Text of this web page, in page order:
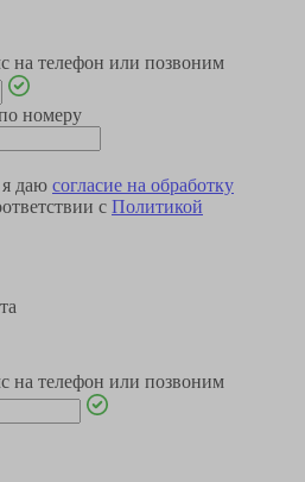
на телефон или позвоним
номеру
даю согласие на обработку
с Политикой
на телефон или позвоним